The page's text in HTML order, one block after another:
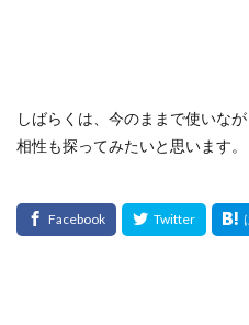
しばらくは、今のままで使いな
相性も探ってみたいと思います。